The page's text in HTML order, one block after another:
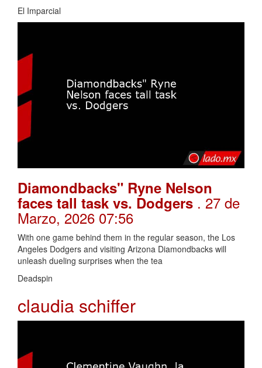
El Imparcial
Diamondbacks" Ryne Nelson
faces tall task vs. Dodgers . 27 de
Marzo, 2026 07:56
With one game behind them in the regular season, the Los
Angeles Dodgers and visiting Arizona Diamondbacks will
unleash dueling surprises when the tea
Deadspin
claudia schiffer